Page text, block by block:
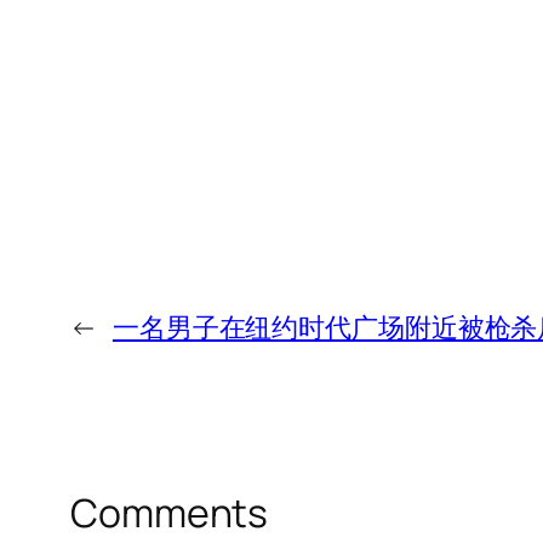
← 一名男子在纽约时代广场附近被枪
Comments